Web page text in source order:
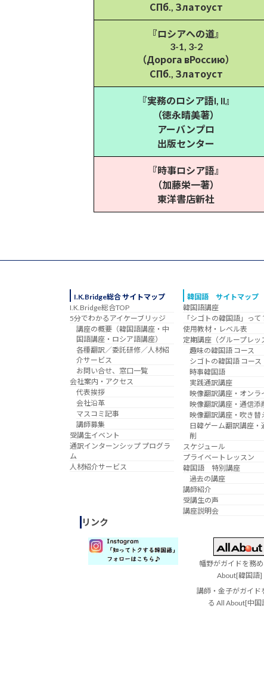
СПб., Златоуст
『ロシアへの道』
3-1, 3-2
（Дорога вРоссию）
СПб., Златоуст
『実務のロシア語I, II』
（徳永晴美著）
アーバンプロ
出版センター
『時事ロシア語』
（加藤栄一著）
東洋書店新社
I.K.Bridge総合 サイトマップ
I.K.Bridge総合TOP
5分でわかるアイケーブリッジ
講座の概要（韓国語講座・中
国語講座・ロシア語講座）
各種翻訳／委託研修／人材紹
介サービス
お問い合せ、窓口一覧
会社案内・アクセス
代表挨拶
会社沿革
マスコミ記事
講師募集
受講生イベント
通訳インターンシップ プログラ
ム
人材紹介サービス
韓国語 サイトマップ
韓国語講座
「シゴトの韓国語」って
使用教材・レベル表
定期講座（グループレッ
趣味の韓国語 コース
シゴトの韓国語 コース
時事韓国語
実践通訳講座
映像翻訳講座・オンラ
映像翻訳講座・通信添
映像翻訳講座・吹き替
日韓ゲーム翻訳講座・
削
スケジュール
プライベートレッスン
韓国語 特別講座
過去の講座
講師紹介
受講生の声
講座説明会
リンク
幡野がガイドを務
About[韓国語]
講師・金子がガイド
る All About[中国